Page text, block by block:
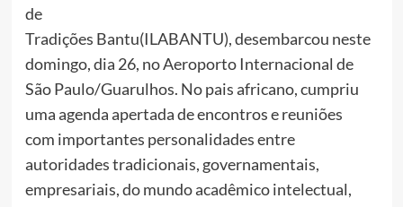
de
Tradições Bantu(ILABANTU), desembarcou neste
domingo, dia 26, no Aeroporto Internacional de
São Paulo/Guarulhos. No pais africano, cumpriu
uma agenda apertada de encontros e reuniões
com importantes personalidades entre
autoridades tradicionais, governamentais,
empresariais, do mundo acadêmico intelectual,